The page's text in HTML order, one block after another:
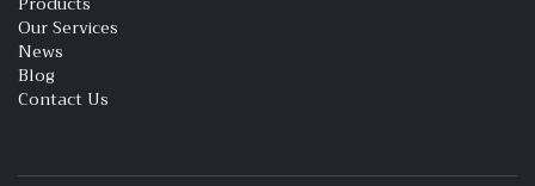
Our Services
News
Blog
Contact Us